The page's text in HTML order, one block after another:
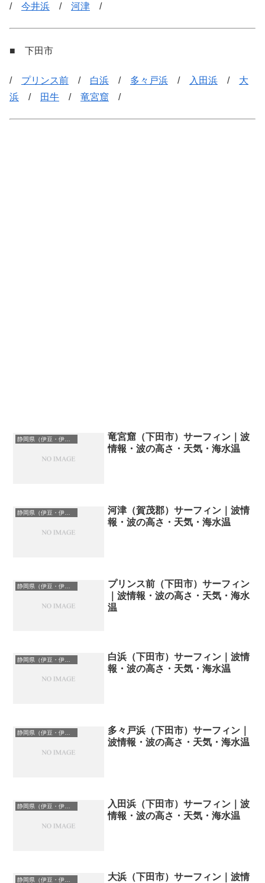
/ 今井浜 / 河津 /
■ 下田市
/ プリンス前 / 白浜 / 多々戸浜 / 入田浜 / 大
浜 / 田牛 / 竜宮窟 /
静岡県（伊豆・伊東）のサーフィン波情報・ポイント・スポット一覧
竜宮窟（下田市）サーフィン｜波
情報・波の高さ・天気・海水温
静岡県（伊豆・伊東）のサーフィン波情報・ポイント・スポット一覧
河津（賀茂郡）サーフィン｜波情
報・波の高さ・天気・海水温
静岡県（伊豆・伊東）のサーフィン波情報・ポイント・スポット一覧
プリンス前（下田市）サーフィン
｜波情報・波の高さ・天気・海水
温
静岡県（伊豆・伊東）のサーフィン波情報・ポイント・スポット一覧
白浜（下田市）サーフィン｜波情
報・波の高さ・天気・海水温
静岡県（伊豆・伊東）のサーフィン波情報・ポイント・スポット一覧
多々戸浜（下田市）サーフィン｜
波情報・波の高さ・天気・海水温
静岡県（伊豆・伊東）のサーフィン波情報・ポイント・スポット一覧
入田浜（下田市）サーフィン｜波
情報・波の高さ・天気・海水温
静岡県（伊豆・伊東）のサーフィン波情報・ポイント・スポット一覧 大浜（下田市）サーフィン｜波情